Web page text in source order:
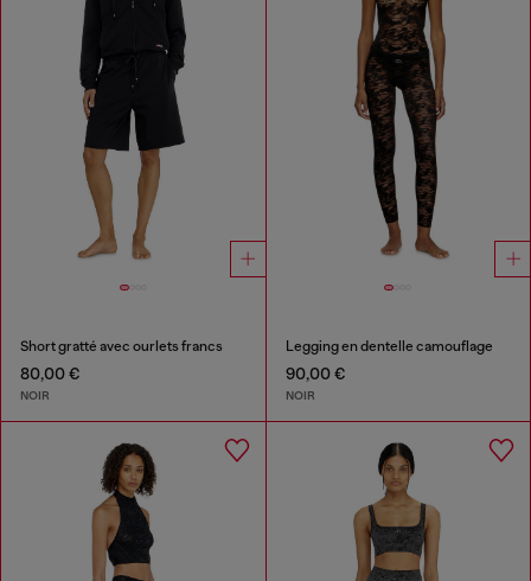
Short gratté avec ourlets francs
80,00 €
NOIR
Legging en dentelle camouflage
90,00 €
NOIR